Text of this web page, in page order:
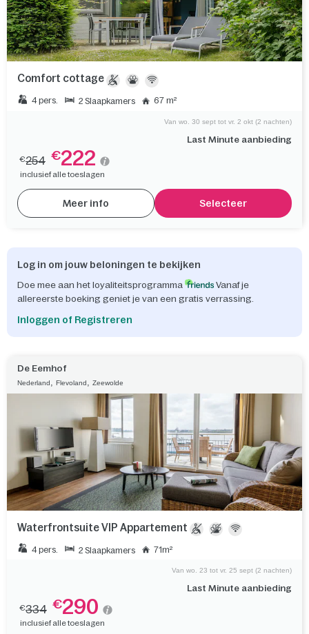
Comfort cottage
4 pers. 2 Slaapkamers 67 m²
Last Minute aanbieding
Van wo. 30 sept tot vr. 2 okt (2 nachten)
€254 €222
inclusief alle toeslagen
Meer info Selecteer
Log in om jouw beloningen te bekijken
Doe mee aan het loyaliteitsprogramma
Vanaf je
allereerste boeking geniet je van een gratis verrassing.
Inloggen of Registreren
De Eemhof
Nederland Flevoland Zeewolde
Waterfrontsuite VIP Appartement
4 pers. 2 Slaapkamers 71m²
Last Minute aanbieding
Van wo. 23 tot vr. 25 sept (2 nachten)
€334 €290
inclusief alle toeslagen